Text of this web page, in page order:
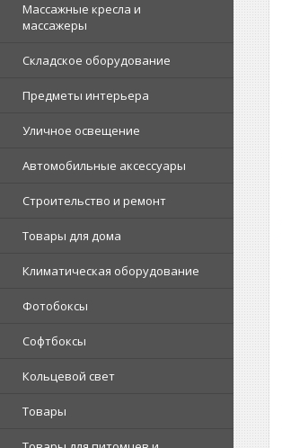
Массажные кресла и
массажеры
Складское оборудование
Предметы интерьера
Уличное освещение
Автомобильные аксессуары
Строительство и ремонт
Товары для дома
Климатическая оборудование
Фотобоксы
Софтбоксы
Кольцевой свет
Товары